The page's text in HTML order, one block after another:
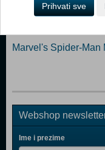
Metro Exodus -
Marvel's Spider-Man
Webshop
Ime i prezime
Prihvati sve